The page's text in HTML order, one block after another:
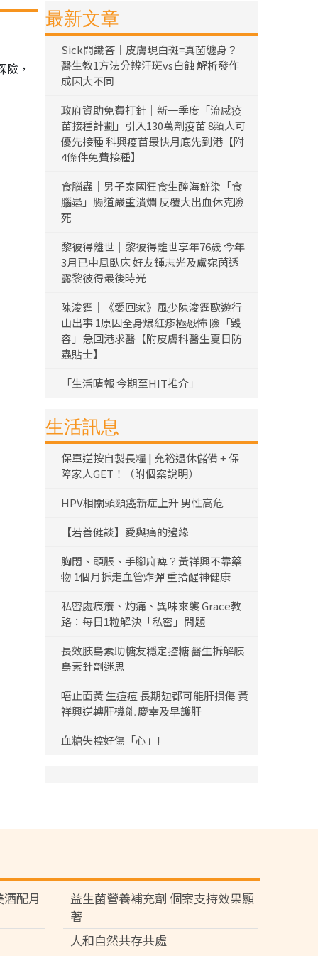
，
最新文章
Sick問識答｜皮膚現白斑=真菌纏身？
醫生教1方法分辨汗斑vs白蝕 解析發作
成因大不同
政府資助免費打針｜新一季度「流感疫
苗接種計劃」引入130萬劑疫苗 8類人可
優先接種 科興疫苗最快月底先到港【附
4條件免費接種】
食腦蟲｜男子泰國狂食生醃海鮮染「食
腦蟲」腸道嚴重潰爛 反覆大出血休克險
死
黎彼得離世｜黎彼得離世享年76歲 今年
3月已中風臥床 好友鍾志光及盧宛茵透
露黎彼得最後時光
陳浚霆｜《愛回家》風少陳浚霆歐遊行
山出事 1原因全身爆紅疹極恐怖 險「毀
容」急回港求醫【附皮膚科醫生夏日防
蟲貼士】
「生活晴報 今期至HIT推介」
生活訊息
保單逆按自製長糧 | 充裕退休儲備 + 保
障家人GET！（附個案說明）
HPV相關頭頸癌新症上升 男性高危
【若善健談】愛與痛的邊緣
胸悶、頭脹、手腳麻痺？黃祥興不靠藥
物 1個月拆走血管炸彈 重拾醒神健康
私密處痕癢、灼痛、異味來襲 Grace教
路：每日1粒解決「私密」問題
長效胰島素助糖友穩定控糖 醫生拆解胰
島素針劑迷思
唔止面黃 生痘痘 長期攰都可能肝損傷 黃
祥興逆轉肝機能 慶幸及早護肝
血糖失控好傷「心」!
配月
益生菌營養補充劑 個案支持效果顯
著
人和自然共存共處